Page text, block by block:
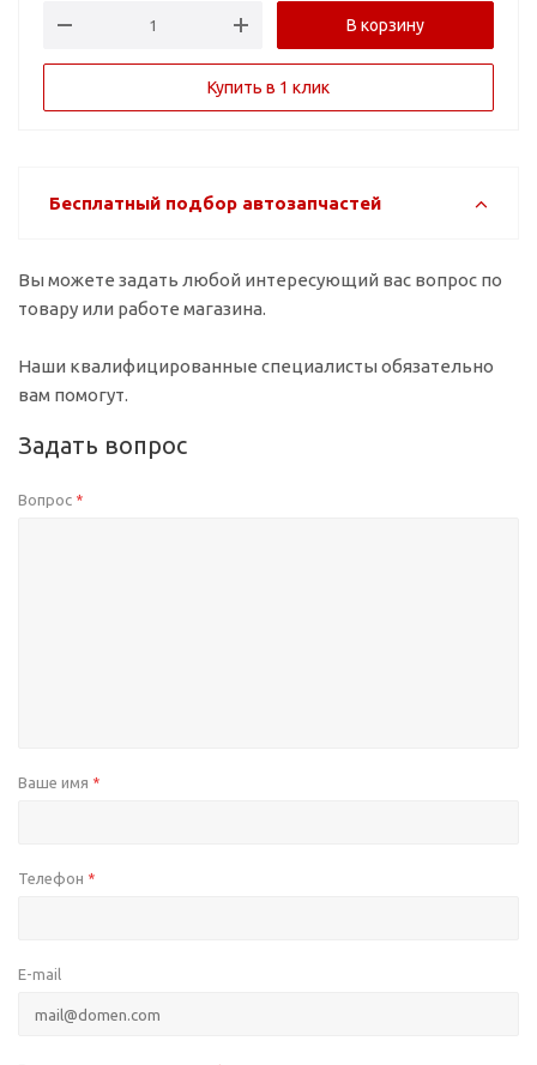
В корзину
Купить в 1 клик
Бесплатный подбор автозапчастей
Вы можете задать любой интересующий вас вопрос по
товару или работе магазина.
Наши квалифицированные специалисты обязательно
вам помогут.
Задать вопрос
Вопрос *
Ваше имя *
Телефон *
E-mail